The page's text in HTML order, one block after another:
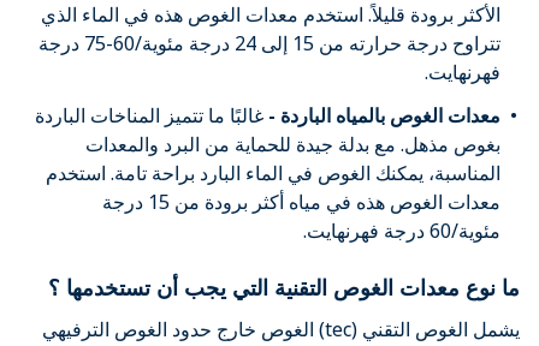
الأكثر برودة قليلاً. استخدم معدات الغوص هذه في الماء الذي
تتراوح درجة حرارته من 15 إلى 24 درجة مئوية/60-75 درجة
فهرنهايت.
معدات الغوص بالمياه الباردة - غالبًا ما تتميز المناخات الباردة
بغوص مذهل. مع بدلة جيدة للحماية من البرد والمعدات
المناسبة، يمكنك الغوص في الماء البارد براحة تامة. استخدم
معدات الغوص هذه في مياه أكثر برودة من 15 درجة
مئوية/60 درجة فهرنهايت.
ما نوع معدات الغوص التقنية التي يجب أن تستخدمها ؟
يشمل الغوص التقني (tec) الغوص خارج حدود الغوص الترفيهي